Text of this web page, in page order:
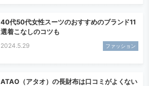
40代50代女性スーツのおすすめのブランド11
選着こなしのコツも
2024.5.29 ファッション
ATAO（アタオ）の長財布は口コミがよくない